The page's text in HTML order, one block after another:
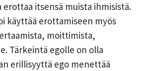
erottaa itsensä muista ihmisistä.
käyttää erottamiseen myös
moittimista,
Tärkeintä egolle on olla
erillisyyttä ego menettää